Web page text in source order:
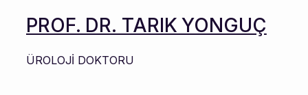
PROF. DR. TARIK YONGUÇ
ÜROLOJİ DOKTORU